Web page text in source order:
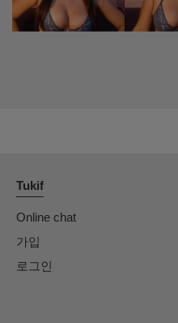
Tukif
Online chat
가입
로그인